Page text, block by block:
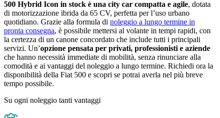
500 Hybrid Icon in stock è una city car compatta e agile, dotata
di motorizzazione ibrida da 65 CV, perfetta per l’uso urbano
quotidiano. Grazie alla formula di noleggio a lungo termine in
pronta consegna, è possibile mettersi al volante in tempi rapidi, con
la certezza di un canone concordato che include tutti i principali
servizi. Un’opzione pensata per privati, professionisti e aziende
che hanno necessità immediate di mobilità, senza rinunciare alla
comodità e ai vantaggi del noleggio a lungo termine. Richiedi ora la
disponibilità della Fiat 500 e scopri se potrai averla nel più breve
tempo possibile.
Su ogni noleggio tanti vantaggi